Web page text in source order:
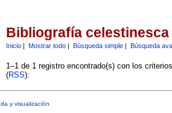
Bibliografía celestinesca
Inicio| Mostrar todo| Búsqueda simple| Búsqueda
1–1 de 1 registro encontrado(s) con los
(RSS):
y visualización